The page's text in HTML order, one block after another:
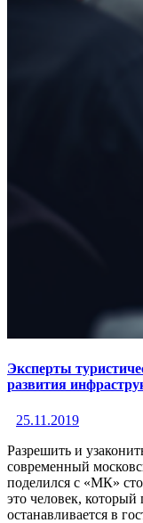
Эксперты
развития
25.11.2019
Разрешить и
современный
поделился с «МК»
это человек, который
останавливается в